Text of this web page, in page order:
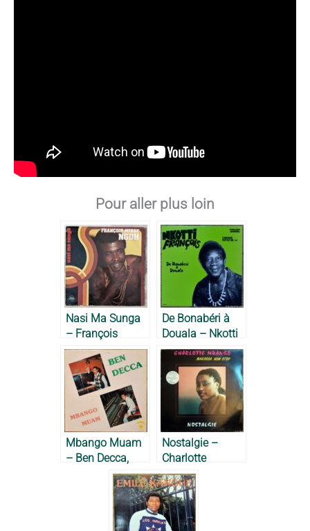
Pour aller plus loin
Nasi Ma Sunga
– François
Misse Ngoh,
1980
De Bonabéri à
Douala – Nkotti
François, 1977
Mbango Muam
– Ben Decca,
Nostalgie –
Charlotte
Mbango, 1987